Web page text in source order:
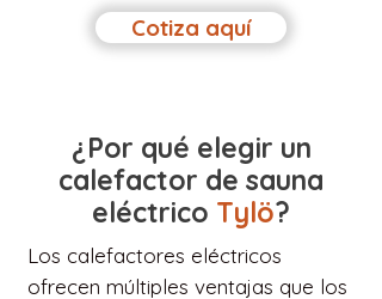
Cotiza aquí
¿Por qué elegir un
calefactor de sauna
eléctrico Tylö?
Los calefactores eléctricos
ofrecen múltiples ventajas que los